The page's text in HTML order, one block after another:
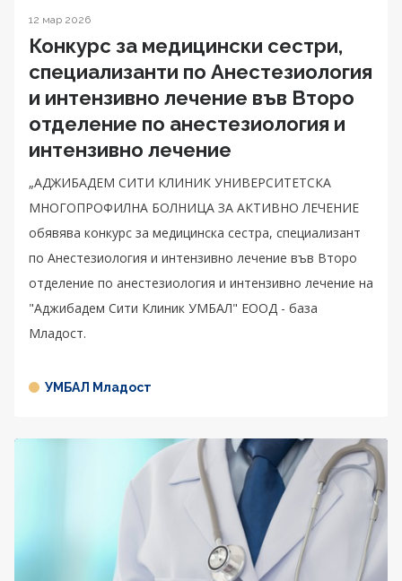
12 мар 2026
Конкурс за медицински сестри,
специализанти по Анестезиология
и интензивно лечение във Второ
отделение по анестезиология и
интензивно лечение
„АДЖИБАДЕМ СИТИ КЛИНИК УНИВЕРСИТЕТСКА
МНОГОПРОФИЛНА БОЛНИЦА ЗА АКТИВНО ЛЕЧЕНИЕ
обявява конкурс за медицинска сестра, специализант
по Анестезиология и интензивно лечение във Второ
отделение по анестезиология и интензивно лечение на
"Аджибадем Сити Клиник УМБАЛ" ЕООД - база
Младост.
УМБАЛ Младост